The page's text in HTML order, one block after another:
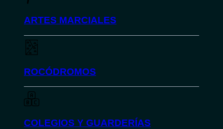
ARTES MARCIALES
ROCÓDROMOS
COLEGIOS Y GUARDERÍAS